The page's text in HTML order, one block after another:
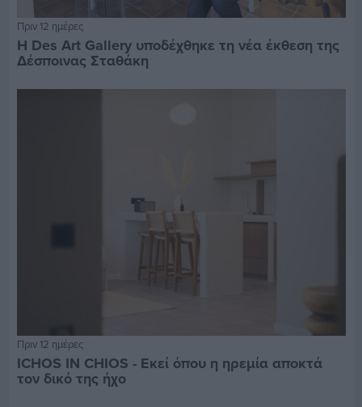
Πριν 12 ημέρες
Η Des Art Gallery υποδέχθηκε τη νέα έκθεση της
Δέσποινας Σταθάκη
Πριν 12 ημέρες
ICHOS IN CHIOS - Εκεί όπου η ηρεμία αποκτά
τον δικό της ήχο